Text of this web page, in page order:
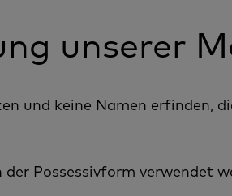
unserer
und keine Namen erfinden,
Possessivform verwendet